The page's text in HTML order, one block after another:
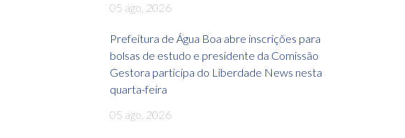
05 ago, 2026
Prefeitura de Água Boa abre inscrições para
bolsas de estudo e presidente da Comissão
Gestora participa do Liberdade News nesta
quarta-feira
05 ago, 2026